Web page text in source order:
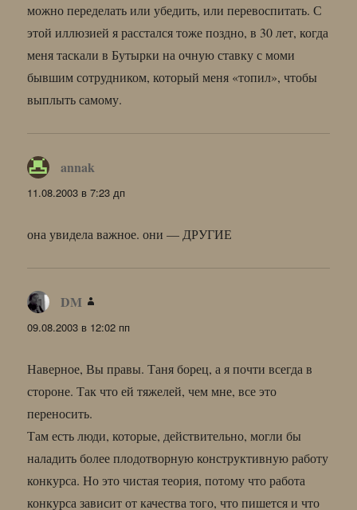
можно переделать или убедить, или перевоспитать. С
этой иллюзией я расстался тоже поздно, в 30 лет, когда
меня таскали в Бутырки на очную ставку с моми
бывшим сотрудником, который меня «топил», чтобы
выплыть самому.
annak
11.08.2003 в 7:23 дп
она увидела важное. они — ДРУГИЕ
DM
09.08.2003 в 12:02 пп
Наверное, Вы правы. Таня борец, а я почти всегда в
стороне. Так что ей тяжелей, чем мне, все это
переносить.
Там есть люди, которые, действительно, могли бы
наладить более плодотворную конструктивную работу
конкурса. Но это чистая теория, потому что работа
конкурса зависит от качества того, что пишется и что